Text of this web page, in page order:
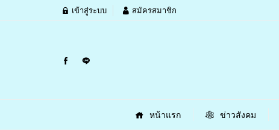
เข้าสู่ระบบ สมัครสมาชิก
หน้าแรก ข่าวสังคม